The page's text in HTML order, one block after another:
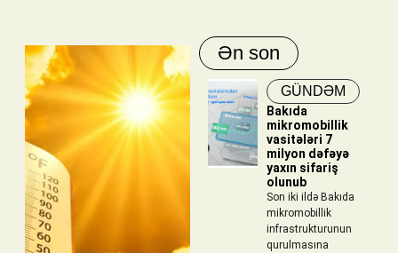
Ən son
GÜNDƏM
Bakıda
mikromobillik
vasitələri 7
milyon dəfəyə
yaxın sifariş
olunub
Son iki ildə Bakıda
mikromobillik
infrastrukturunun
qurulmasına